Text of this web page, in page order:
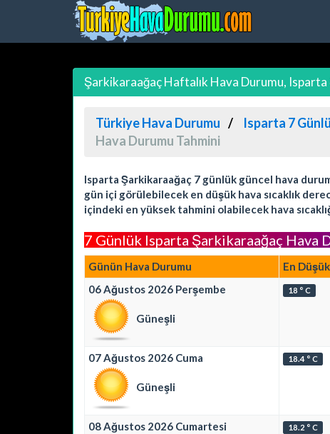
Şarkikaraağaç Haftalık Hava Durumu,
Türkiye Hava Durumu Isparta 7
Hava Durumu Tahmini
Isparta Şarkikaraağaç 7 günlük güncel hava
gün içi görülebilecek en düşük hava sıcaklık
içindeki en yüksek tahmini olabilecek hava
7 Günlük Isparta Şarkikaraağaç Hava
Günün Hava Durumu En Düşük
06 Ağustos 2026 Perşembe
Güneşli
18 ° C
07 Ağustos 2026 Cuma
Güneşli
18.4 ° C
08 Ağustos 2026 Cumartesi 18.2 ° C